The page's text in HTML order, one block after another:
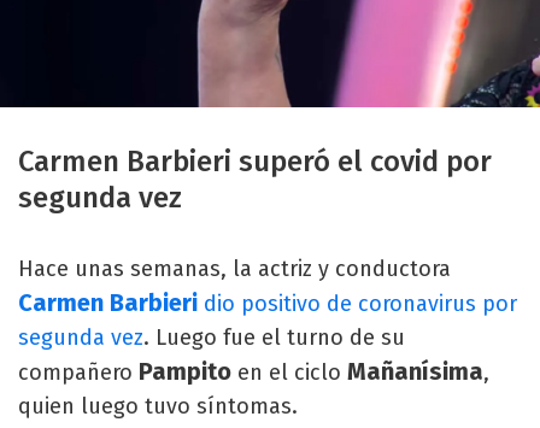
Carmen Barbieri superó el covid por
segunda vez
Hace unas semanas, la actriz y conductora
Carmen Barbieri dio positivo de coronavirus por
segunda vez. Luego fue el turno de su
compañero Pampito en el ciclo Mañanísima,
quien luego tuvo síntomas.